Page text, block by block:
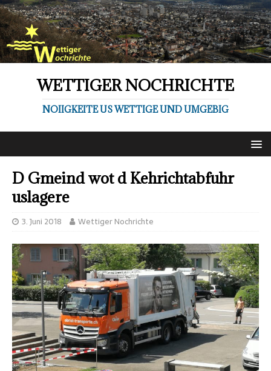
WETTIGER NOCHRICHTE
NOIIGKEITE US WETTIGE UND UMGEBIG
D Gmeind wot d Kehrichtabfuhr
uslagere
3. Juni 2018 Wettiger Nochrichte